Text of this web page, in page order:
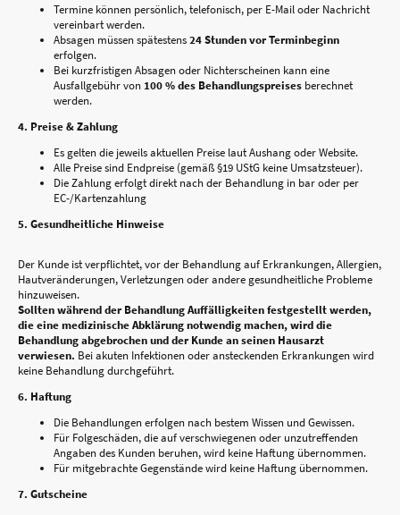
Termine können persönlich, telefonisch, per E-Mail oder Nachricht
vereinbart werden.
Absagen müssen spätestens24 Stunden vor Terminbeginn
erfolgen.
Bei kurzfristigen Absagen oder Nichterscheinen kann eine
Ausfallgebühr von 100 % des Behandlungspreises berechnet
werden.
4. Preise & Zahlung
Es gelten die jeweils aktuellen Preise laut Aushang oder Website.
Alle Preise sind Endpreise (gemäß §19 UStG keine Umsatzsteuer).
Die Zahlung erfolgt direkt nach der Behandlung in bar oder per
EC-/Kartenzahlung
5. Gesundheitliche Hinweise
Der Kunde ist verpflichtet, vor der Behandlung auf Erkrankungen, Allergien,
Hautveränderungen, Verletzungen oder andere gesundheitliche Probleme
hinzuweisen.
Sollten während der Behandlung Auffälligkeiten festgestellt werden,
die eine medizinische Abklärung notwendig machen, wird die
Behandlung abgebrochen und der Kunde an seinen Hausarzt
verwiesen. Bei akuten Infektionen oder ansteckenden Erkrankungen wird
keine Behandlung durchgeführt.
6. Haftung
Die Behandlungen erfolgen nach bestem Wissen und Gewissen.
Für Folgeschäden, die auf verschwiegenen oder unzutreffenden
Angaben des Kunden beruhen, wird keine Haftung übernommen.
Für mitgebrachte Gegenstände wird keine Haftung übernommen.
7. Gutscheine